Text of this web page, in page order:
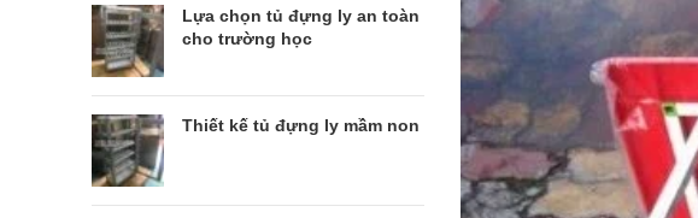
Lựa chọn tủ đựng ly an toàn
cho trường học
Thiết kế tủ đựng ly mầm non